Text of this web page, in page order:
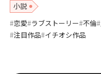
小説
恋愛 ラブストーリー 不倫
注目作品 イチオシ作品